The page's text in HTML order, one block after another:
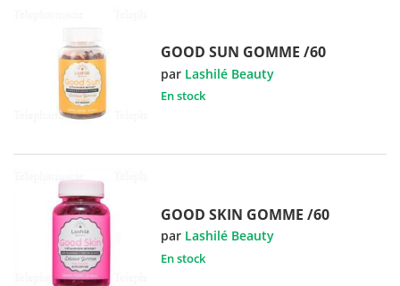
GOOD SUN GOMME /60
par Lashilé Beauty
En stock
GOOD SKIN GOMME /60
par Lashilé Beauty
En stock